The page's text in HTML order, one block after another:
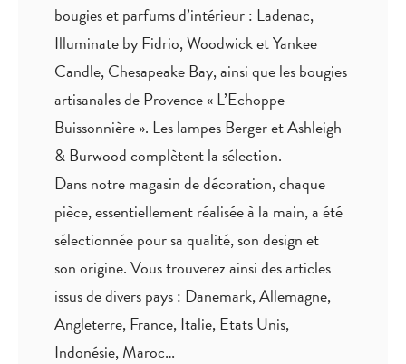
bougies et parfums d’intérieur : Ladenac,
Illuminate by Fidrio, Woodwick et Yankee
Candle, Chesapeake Bay, ainsi que les bougies
artisanales de Provence « L’Echoppe
Buissonnière ». Les lampes Berger et Ashleigh
& Burwood complètent la sélection.
Dans notre magasin de décoration, chaque
pièce,essentiellement réalisée à la main, a été
sélectionnée pour sa qualité, son design et
son origine. Vous trouverez ainsi des articles
issus de divers pays : Danemark, Allemagne,
Angleterre, France, Italie, Etats Unis,
Indonésie, Maroc…